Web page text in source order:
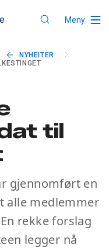
Meny
NYHEITER
til
gjennomført en
alle medlemmer
rekke forslag
legger nå